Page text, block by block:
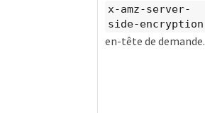
x-amz-server-
side-encryption
en-tête de demande.